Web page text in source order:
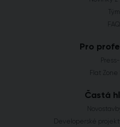
Tým
FAQ
Pro
Flat Zone
Častá
Developerské